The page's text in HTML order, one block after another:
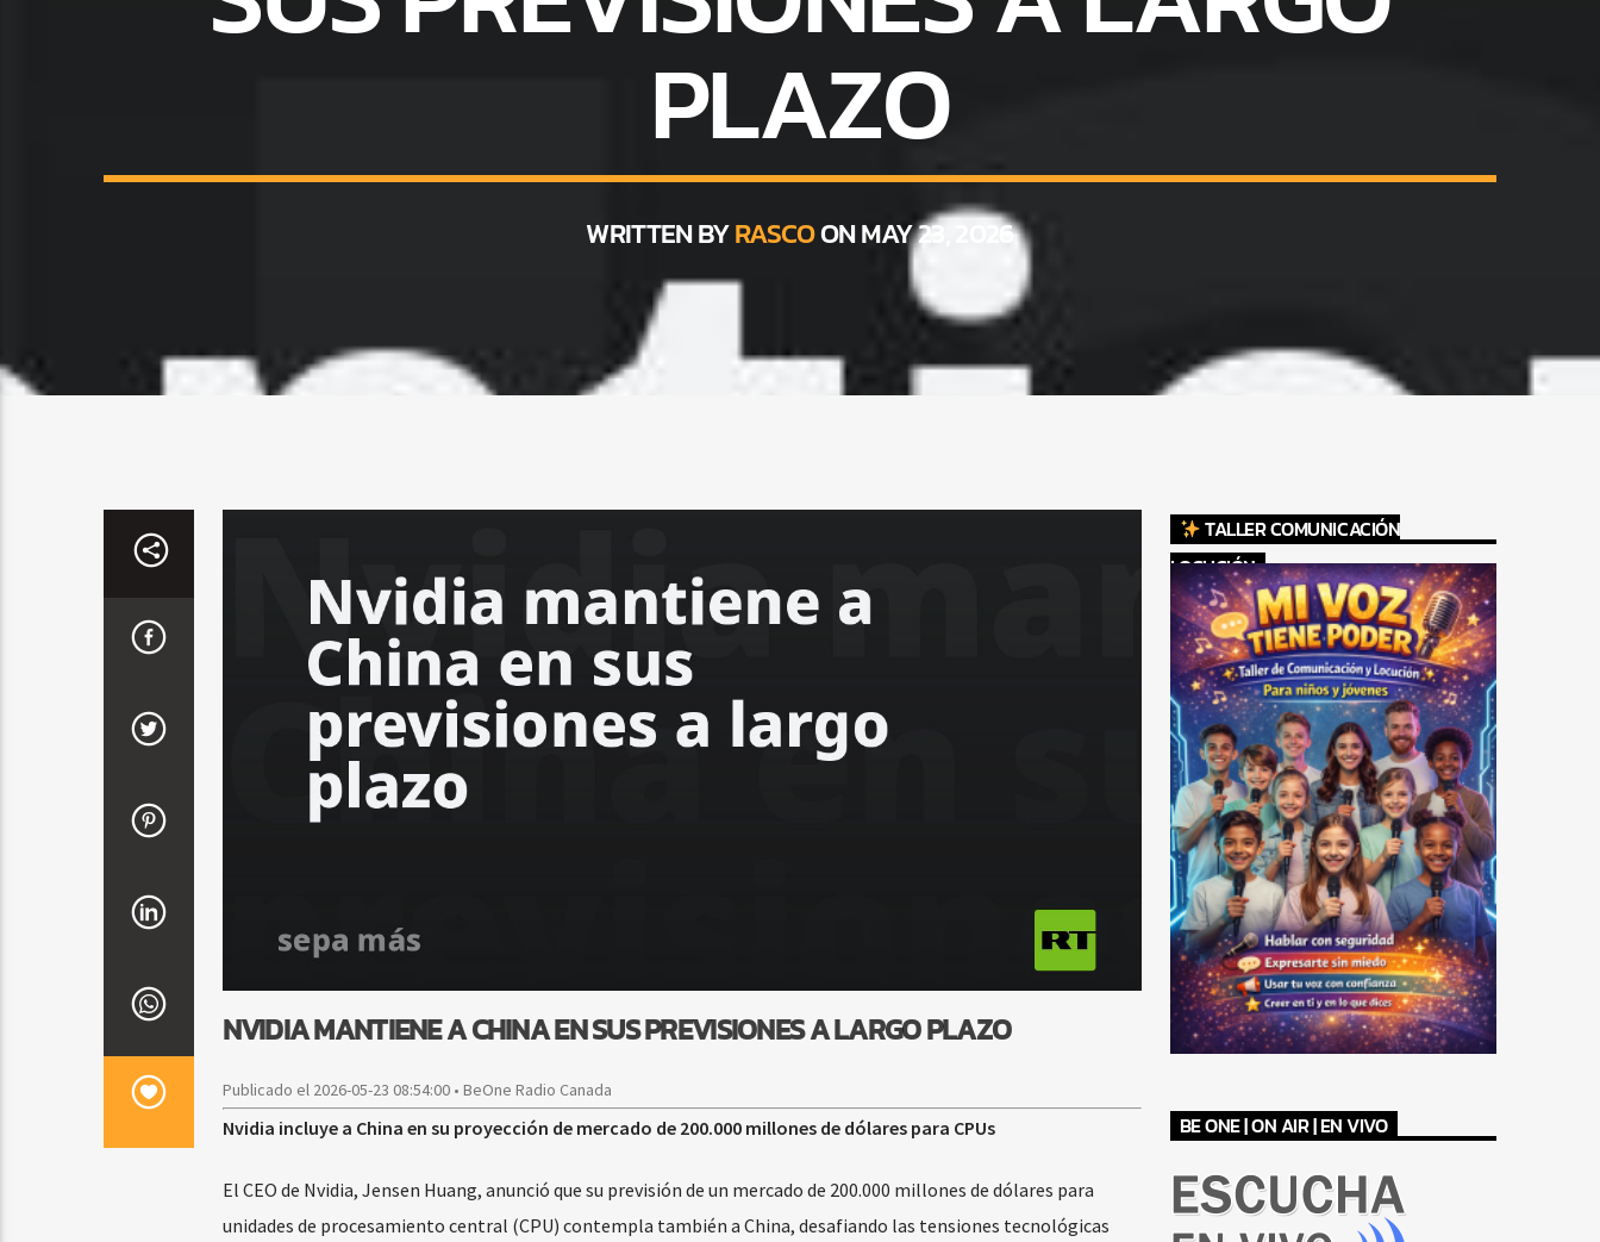
PLAZO
WRITTEN BYRASCOON MAY 23, 2026
NVIDIA MANTIENE A CHINA EN SUS PREVISIONES A LARGO PLAZO
Publicado el 2026-05-23 08:54:00 • BeOne Radio Canada
Nvidia incluye a China en su proyección de mercado de 200.000 millones de dólares para CPUs
El CEO de Nvidia, Jensen Huang, anunció que su previsión de un mercado de 200.000 millones de dólares para
unidades de procesamiento central (CPU) contempla también a China, desafiando las tensiones tecnológicas
TALLER COMUNICACIÓN
LOCUCIÓN
BE ONE | ON AIR | EN VIVO